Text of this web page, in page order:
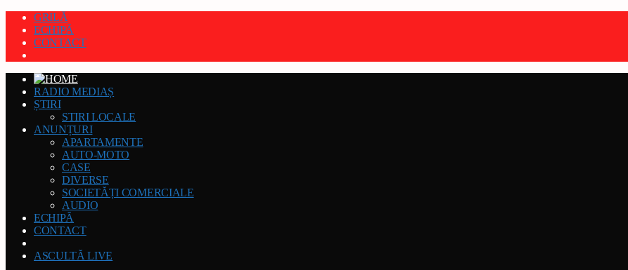
GRILĂ
ECHIPĂ
CONTACT
RADIO MEDIAȘ
ȘTIRI
STIRI LOCALE
ANUNȚURI
APARTAMENTE
AUTO-MOTO
CASE
DIVERSE
SOCIETĂȚI COMERCIALE
AUDIO
ECHIPĂ
CONTACT
ASCULTĂ LIVE